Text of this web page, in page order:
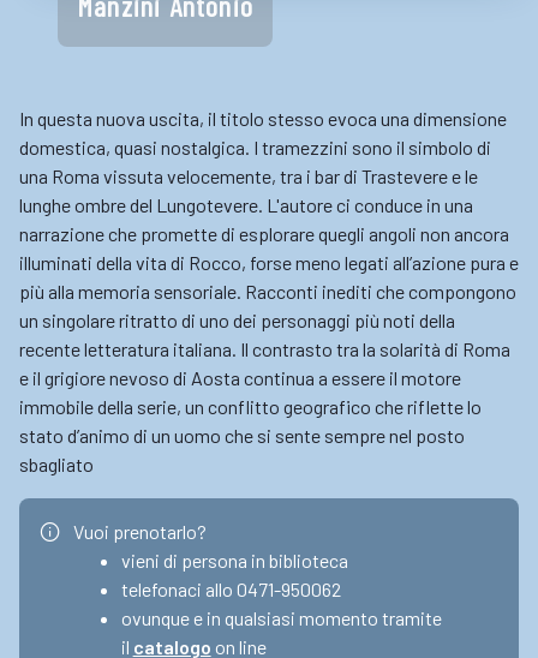
In questa nuova uscita, il titolo stesso evoca una dimensione
domestica, quasi nostalgica. I tramezzini sono il simbolo di
una Roma vissuta velocemente, tra i bar di Trastevere e le
lunghe ombre del Lungotevere. L'autore ci conduce in una
narrazione che promette di esplorare quegli angoli non ancora
illuminati della vita di Rocco, forse meno legati all’azione pura e
più alla memoria sensoriale. Racconti inediti che compongono
un singolare ritratto di uno dei personaggi più noti della
recente letteratura italiana. Il contrasto tra la solarità di Roma
e il grigiore nevoso di Aosta continua a essere il motore
immobile della serie, un conflitto geografico che riflette lo
stato d’animo di un uomo che si sente sempre nel posto
sbagliato
Vuoi prenotarlo?
vieni di persona in biblioteca
telefonaci allo 0471-950062
ovunque e in qualsiasi momento tramite
il catalogo on line